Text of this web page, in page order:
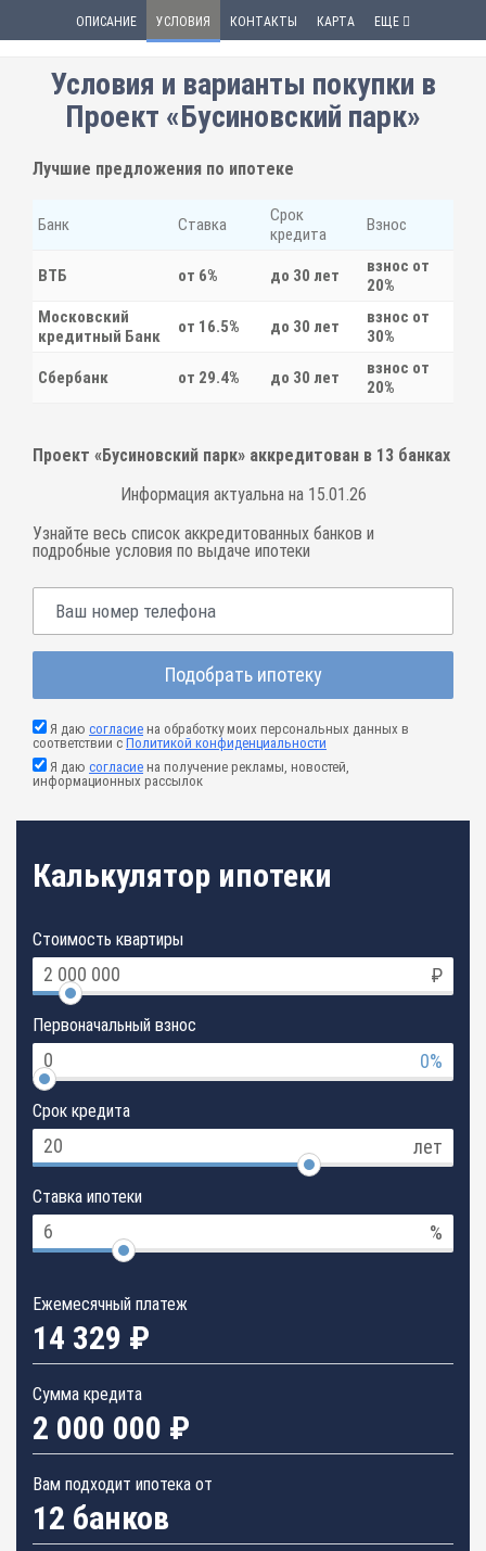
ОПИСАНИЕ УСЛОВИЯ КОНТАКТЫ КАРТА ЕЩЕ
Условия и варианты покупки в
Проект «Бусиновский парк»
Лучшие предложения по ипотеке
Банк Ставка
Срок
кредита
Взнос
ВТБ от 6% до 30 лет
взнос от
20%
Московский
кредитный Банк
от 16.5% до 30 лет
взнос от
30%
Сбербанк от 29.4% до 30 лет
взнос от
20%
Проект «Бусиновский парк» аккредитован в 13 банках
Информация актуальна на 15.01.26
Узнайте весь список аккредитованных банков и
подробные условия по выдаче ипотеки
Подобрать ипотеку
Я даю согласие на обработку моих персональных данных в
соответствии с Политикой конфиденциальности
Я даю согласие на получение рекламы, новостей,
информационных рассылок
Калькулятор ипотеки
Стоимость квартиры
₽
Первоначальный взнос
0%
Срок кредита
лет
Ставка ипотеки
%
Ежемесячный платеж
14 329 ₽
Сумма кредита
2 000 000 ₽
Вам подходит ипотека от
12 банков